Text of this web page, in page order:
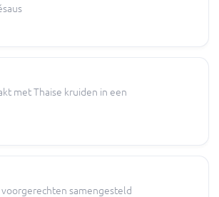
met Thaise kruiden in een
samengesteld